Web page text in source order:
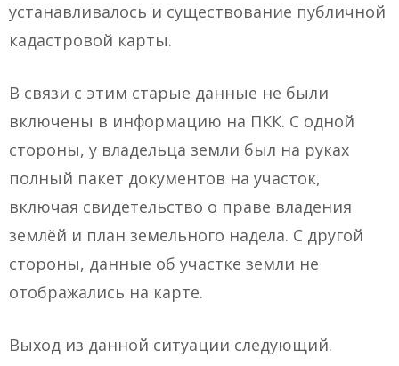
устанавливалось и существование публичной
кадастровой карты.
В связи с этим старые данные не были
включены в информацию на ПКК. С одной
стороны, у владельца земли был на руках
полный пакет документов на участок,
включая свидетельство о праве владения
землёй и план земельного надела. С другой
стороны, данные об участке земли не
отображались на карте.
Выход из данной ситуации следующий.